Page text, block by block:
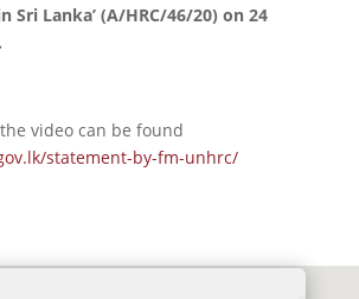
Sri Lanka’ (A/HRC/46/20) on 24
video can be found
statement-by-fm-unhrc/